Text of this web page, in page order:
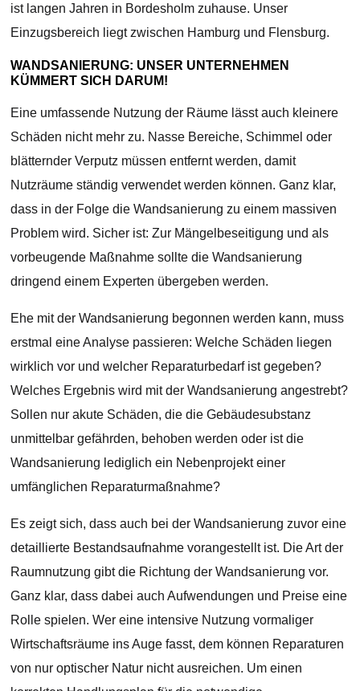
ist langen Jahren in Bordesholm zuhause. Unser
Einzugsbereich liegt zwischen Hamburg und Flensburg.
WANDSANIERUNG: UNSER UNTERNEHMEN
KÜMMERT SICH DARUM!
Eine umfassende Nutzung der Räume lässt auch kleinere
Schäden nicht mehr zu. Nasse Bereiche, Schimmel oder
blätternder Verputz müssen entfernt werden, damit
Nutzräume ständig verwendet werden können. Ganz klar,
dass in der Folge die Wandsanierung zu einem massiven
Problem wird. Sicher ist: Zur Mängelbeseitigung und als
vorbeugende Maßnahme sollte die Wandsanierung
dringend einem Experten übergeben werden.
Ehe mit der Wandsanierung begonnen werden kann, muss
erstmal eine Analyse passieren: Welche Schäden liegen
wirklich vor und welcher Reparaturbedarf ist gegeben?
Welches Ergebnis wird mit der Wandsanierung angestrebt?
Sollen nur akute Schäden, die die Gebäudesubstanz
unmittelbar gefährden, behoben werden oder ist die
Wandsanierung lediglich ein Nebenprojekt einer
umfänglichen Reparaturmaßnahme?
Es zeigt sich, dass auch bei der Wandsanierung zuvor eine
detaillierte Bestandsaufnahme vorangestellt ist. Die Art der
Raumnutzung gibt die Richtung der Wandsanierung vor.
Ganz klar, dass dabei auch Aufwendungen und Preise eine
Rolle spielen. Wer eine intensive Nutzung vormaliger
Wirtschaftsräume ins Auge fasst, dem können Reparaturen
von nur optischer Natur nicht ausreichen. Um einen